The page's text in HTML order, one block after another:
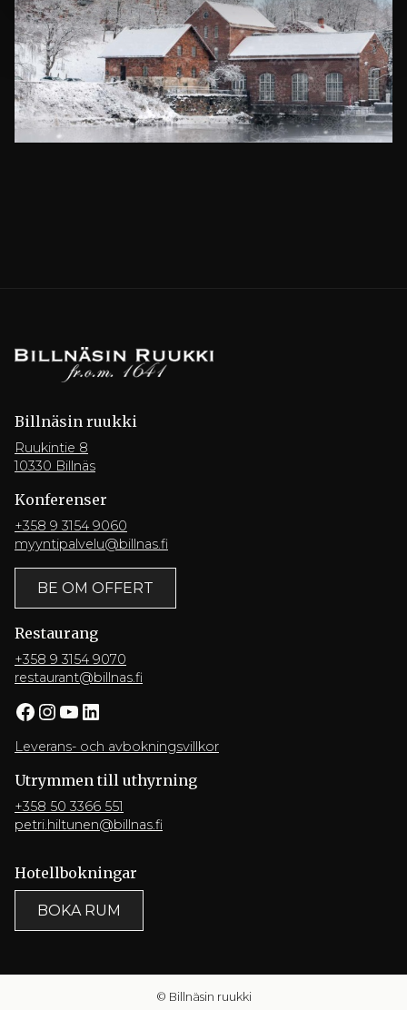
Billnäsin ruukki
Ruukintie 8
10330 Billnäs
Konferenser
+358 9 3154 9060
myyntipalvelu@billnas.fi
BE OM OFFERT
Restaurang
+358 9 3154 9070
restaurant@billnas.fi
Facebook InstagramYouTube LinkedIn
Leverans- och avbokningsvillkor
Utrymmen till uthyrning
+358 50 3366 551
petri.hiltunen@billnas.fi
Hotellbokningar
BOKA RUM
© Billnäsin ruukki